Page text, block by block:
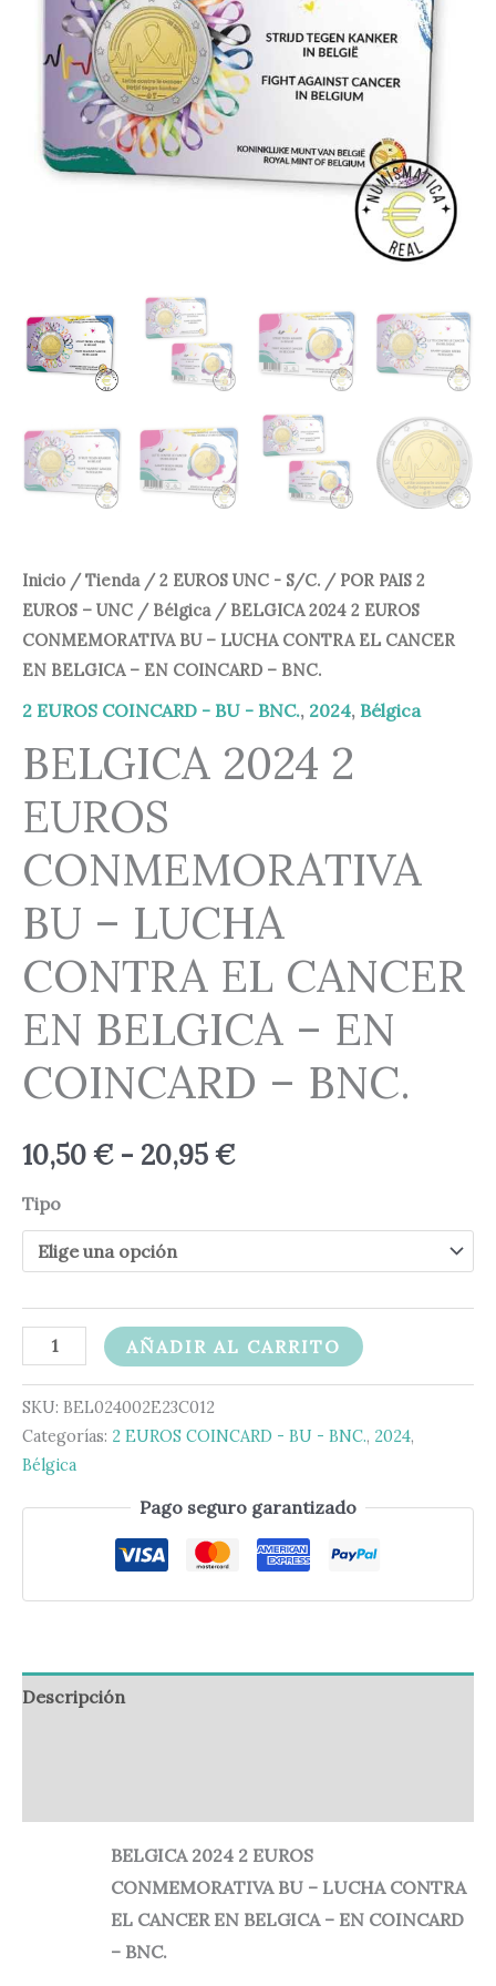
Inicio /Tienda/2 EUROS UNC - S/C. / POR PAIS 2
EUROS – UNC / Bélgica/ BELGICA 2024 2 EUROS
CONMEMORATIVA BU – LUCHA CONTRA EL CANCER
EN BELGICA – EN COINCARD – BNC.
2 EUROS COINCARD - BU - BNC., 2024, Bélgica
BELGICA 2024 2
EUROS
CONMEMORATIVA
BU – LUCHA
CONTRA EL CANCER
EN BELGICA – EN
COINCARD – BNC.
10,50€ - 20,95€
10,50 €
hasta
20,95 €
Tipo
LUCHA
CONTRA
CANCER
COINCARD
-
AÑADIR AL CARRITO
SKU: BEL024002E23C012
Categorías: 2 EUROS COINCARD - BU - BNC., 2024,
Bélgica
Pago seguro garantizado
Descripción
BELGICA 2024 2 EUROS
CONMEMORATIVA BU – LUCHA CONTRA
EL CANCER EN BELGICA – EN COINCARD
– BNC.